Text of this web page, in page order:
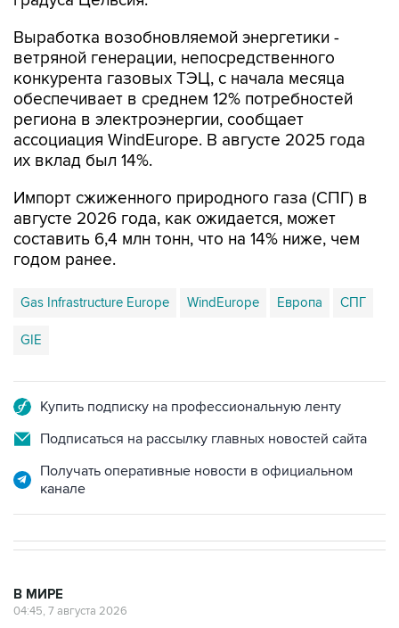
Выработка возобновляемой энергетики -
ветряной генерации, непосредственного
конкурента газовых ТЭЦ, с начала месяца
обеспечивает в среднем 12% потребностей
региона в электроэнергии, сообщает
ассоциация WindEurope. В августе 2025 года
их вклад был 14%.
Импорт сжиженного природного газа (СПГ) в
августе 2026 года, как ожидается, может
составить 6,4 млн тонн, что на 14% ниже, чем
годом ранее.
Gas Infrastructure Europe WindEurope Европа СПГ
GIE
Купить подписку на профессиональную ленту
Подписаться на рассылку главных новостей сайта
Получать оперативные новости в официальном
канале
В МИРЕ
04:45, 7 августа 2026